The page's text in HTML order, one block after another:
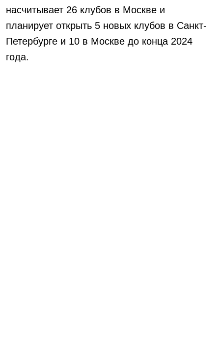
насчитывает 26 клубов в Москве и
планирует открыть 5 новых клубов в Санкт-
Петербурге и 10 в Москве до конца 2024
года.